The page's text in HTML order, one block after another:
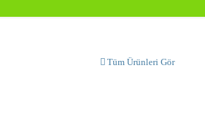
Tüm Ürünleri Gör